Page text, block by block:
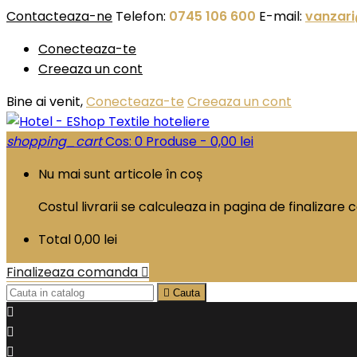
Contacteaza-ne Telefon: 0745 106 600 E-mail:
Conecteaza-te
Creeaza un cont
Bine ai venit,Conecteaza-te Creeaza un cont
shopping_cartCos: 0 Produse - 0,00 lei
Nu mai sunt articole în coș
Costul livrarii se calculeaza in pagina de finalizare
Total0,00 lei
Finalizeaza comanda 
 Cauta


